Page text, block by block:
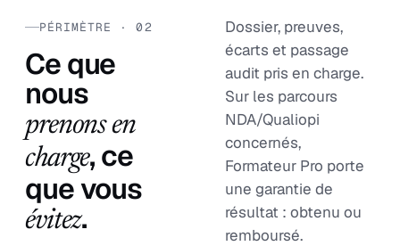
PÉRIMÈTRE · 02
Ce que
nous
prenons en
charge, ce
que vous
évitez.
Dossier, preuves,
écarts et passage
audit pris en charge.
Sur les parcours
NDA/Qualiopi
concernés,
Formateur Pro porte
une garantie de
résultat : obtenu ou
remboursé.